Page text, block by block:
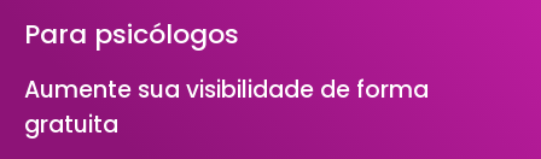
Para psicólogos
Aumente sua visibilidade de forma
gratuita